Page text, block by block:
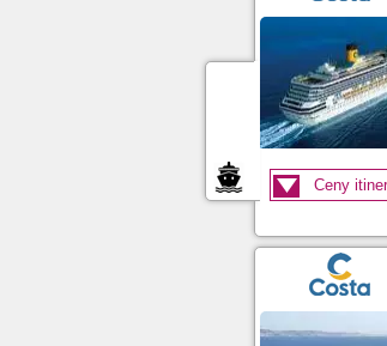
Ceny